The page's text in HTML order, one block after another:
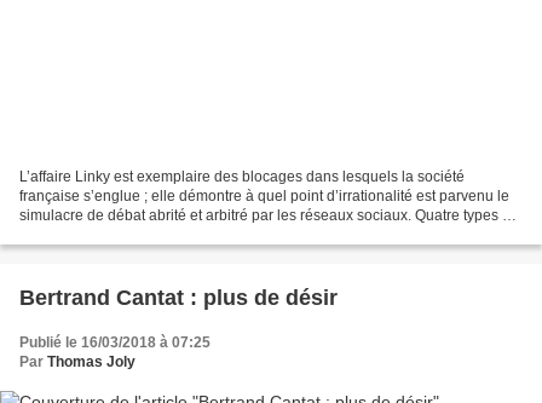
L’affaire Linky est exemplaire des blocages dans lesquels la société
française s’englue ; elle démontre à quel point d’irrationalité est parvenu le
simulacre de débat abrité et arbitré par les réseaux sociaux. Quatre types de
Bertrand Cantat : plus de désir
Publié le 16/03/2018 à 07:25
Par Thomas Joly